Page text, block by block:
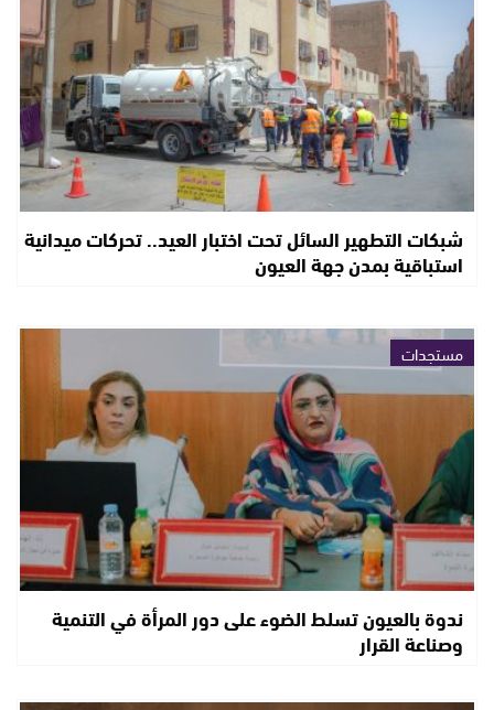
شبكات التطهير السائل تحت اختبار العيد.. تحركات ميدانية
استباقية بمدن جهة العيون
مستجدات
ندوة بالعيون تسلط الضوء على دور المرأة في التنمية
وصناعة القرار